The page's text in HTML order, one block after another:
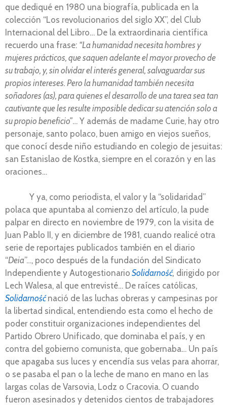
que dediqué en 1980 una biografía, publicada en la
colección “Los revolucionarios del siglo XX”, del Club
Internacional del Libro… De la extraordinaria científica
recuerdo una frase: “La humanidad necesita hombres y
mujeres prácticos, que saquen adelante el mayorprovecho de
su trabajo, y, sin olvidar el interés general, salvaguardar sus
propios intereses. Pero la humanidad también necesita
soñadores (as), para quienes el desarrollo de una tarea sea tan
cautivante que les resulte imposible dedicar su atención solo a
su propio beneficio”… Y además de madame Curie, hay otro
personaje, santo polaco, buen amigo en viejos sueños,
que conocí desde niño estudiando en colegio de jesuitas:
san Estanislao de Kostka, siempre en el corazón y en las
oraciones…
Y ya, como periodista, el valor y la “solidaridad”
polaca que apuntaba al comienzo del artículo, la pude
palpar en directo en noviembre de 1979, con la visita de
Juan Pablo II, y en diciembre de 1981, cuando realicé otra
serie de reportajes publicados también en el diario
“Deia”…, poco después de la fundación del Sindicato
Independiente y Autogestionario Solidarność, dirigido por
Lech Walesa, al que entrevisté… De raíces católicas,
Solidarność nació de las luchas obreras y campesinas por
la libertad sindical, entendiendo esta como el hecho de
poder constituir organizaciones independientes del
Partido Obrero Unificado, que dominaba el país, y en
contra del gobierno comunista, que gobernaba… Un país
que apagaba sus luces y encendía sus velas para ahorrar,
o se pasaba el pan o la leche de mano en mano en las
largas colas de Varsovia, Lodz o Cracovia. O cuando
fueron asesinados y detenidos cientos de trabajadores